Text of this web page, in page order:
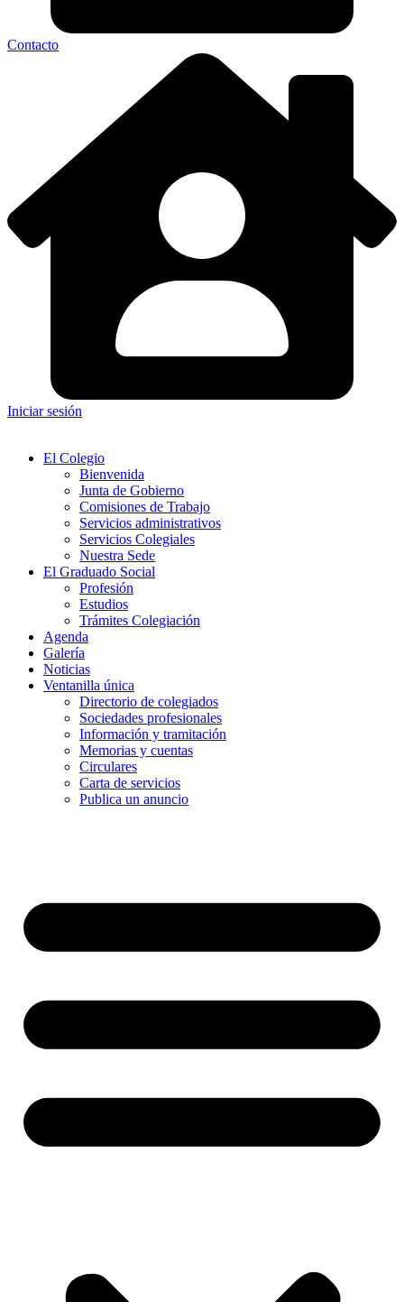
Contacto
Iniciar sesión
El Colegio
Bienvenida
Junta de Gobierno
Comisiones de Trabajo
Servicios administrativos
Servicios Colegiales
Nuestra Sede
El Graduado Social
Profesión
Estudios
Trámites Colegiación
Agenda
Galería
Noticias
Ventanilla única
Directorio de colegiados
Sociedades profesionales
Información y tramitación
Memorias y cuentas
Circulares
Carta de servicios
Publica un anuncio